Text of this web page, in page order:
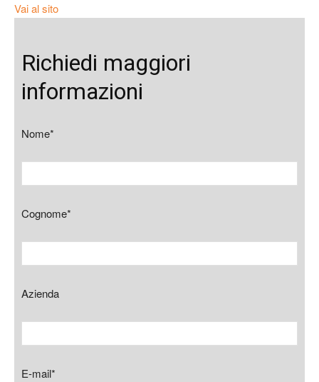
Vai al sito
Richiedi maggiori
informazioni
Nome*
Cognome*
Azienda
E-mail*